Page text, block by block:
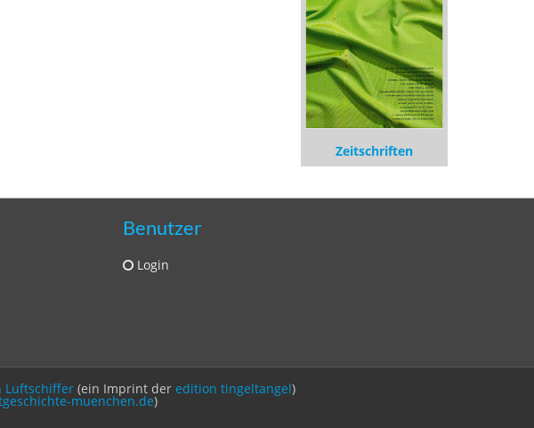
Zeitschriften
Benutzer
Login
Luftschiffer (ein Imprint der edition tingeltangel)
muenchen.de)